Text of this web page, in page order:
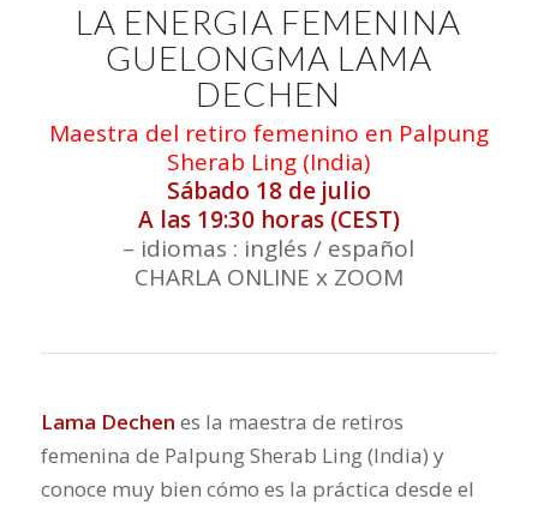
LA ENERGIA FEMENINA
GUELONGMA LAMA
DECHEN
Maestra del retiro femenino en Palpung
Sherab Ling (India)
Sábado 18 de julio
A las 19:30 horas (CEST)
– idiomas : inglés / español
CHARLA ONLINE x ZOOM
Lama Dechen es la maestra de retiros
femenina de Palpung Sherab Ling (India) y
conoce muy bien cómo es la práctica desde el